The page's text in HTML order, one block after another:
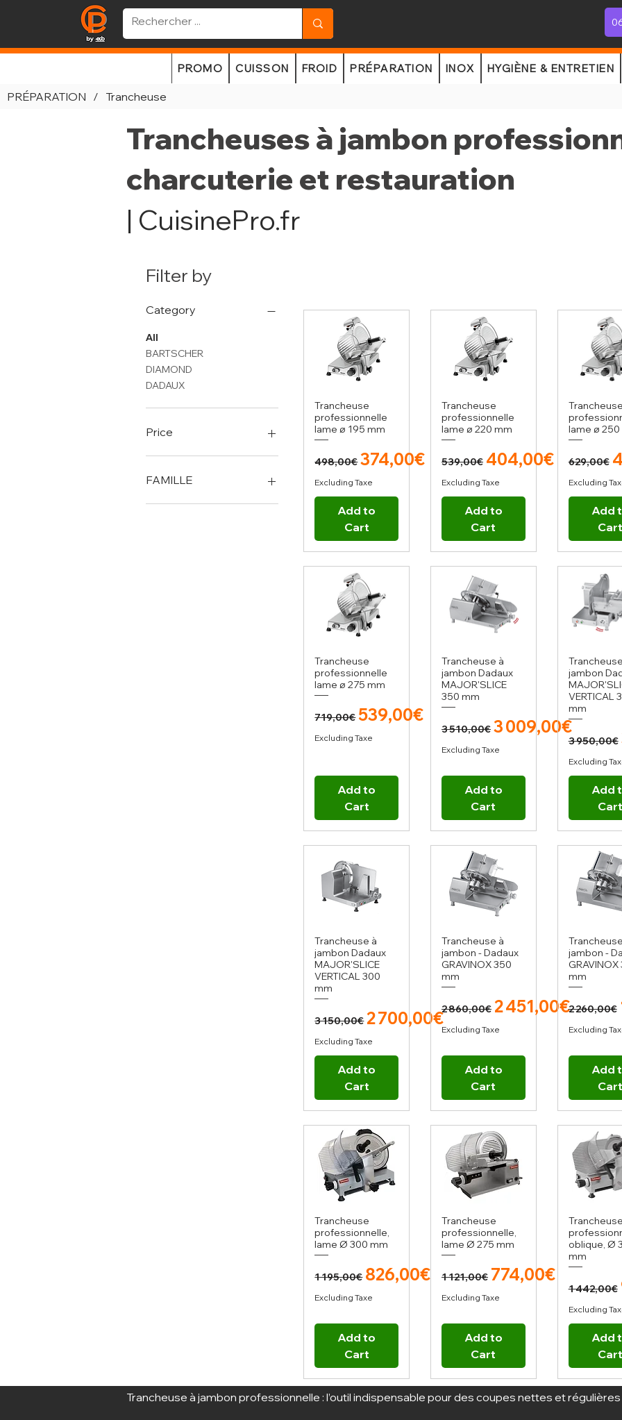
PROMO CUISSON FROID PRÉPARATION INOX HYGIÈNE & ENTRETIEN
PRÉPARATION / Trancheuse
Trancheuses à jambon
charcuterie et restauration
| CuisinePro.fr
Filter by
Category
All
BARTSCHER
DIAMOND
DADAUX
Price
FAMILLE
Ø 195
Trancheuse
professionnelle
lame ø 195 mm
Regular Price
498,00€ Sale Price
374,00€
Excluding Taxe
Add to
Cart
Trancheuse
professionnelle
lame ø 220 mm
Regular Price
539,00€ Sale Price
404,00€
Excluding Taxe
Add to
Cart
Trancheuse
lame ø 250
629,00€
Excluding
Add
Cart
Trancheuse
professionnelle
lame ø 275 mm
Regular Price
719,00€ Sale Price
539,00€
Excluding Taxe
Add to
Cart
Trancheuse à
jambon Dadaux
MAJOR'SLICE
350 mm
Regular Price
3 510,00€ Sale Price
3 009,00€
Excluding Taxe
Add to
Cart
jambon
VERTICAL
mm
3 950,00€
Excluding
Add
Cart
Trancheuse à
jambon Dadaux
MAJOR'SLICE
VERTICAL 300
mm
Regular Price
3 150,00€ Sale Price
2 700,00€
Excluding Taxe
Add to
Cart
Trancheuse à
jambon - Dadaux
GRAVINOX 350
mm
Regular Price
2 860,00€ Sale Price
2 451,00€
Excluding Taxe
Add to
Cart
jambon -
GRAVINOX
mm
2 260,00€
Excluding
Add
Cart
Trancheuse
professionnelle,
lame Ø 300 mm
Regular Price
1 195,00€ Sale Price
826,00€
Excluding Taxe
Add to
Cart
Trancheuse
professionnelle,
lame Ø 275 mm
Regular Price
1 121,00€ Sale Price
774,00€
Excluding Taxe
Add to
Cart
Trancheuse
oblique, Ø
mm
1 442,00€
Excluding
Add
Cart
Trancheuse à jambon professionnelle : l’outil indispensable pour des coupes nettes et régulières